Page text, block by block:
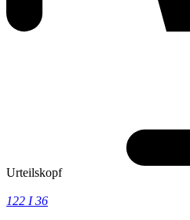
Urteilskopf
122 I 36